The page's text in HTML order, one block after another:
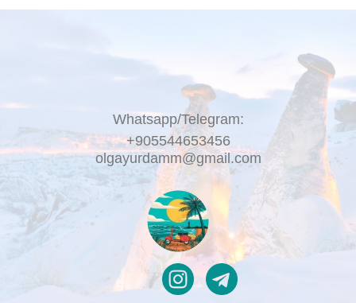
Whatsapp/Telegram:
+905544653456
olgayurdamm@gmail.com